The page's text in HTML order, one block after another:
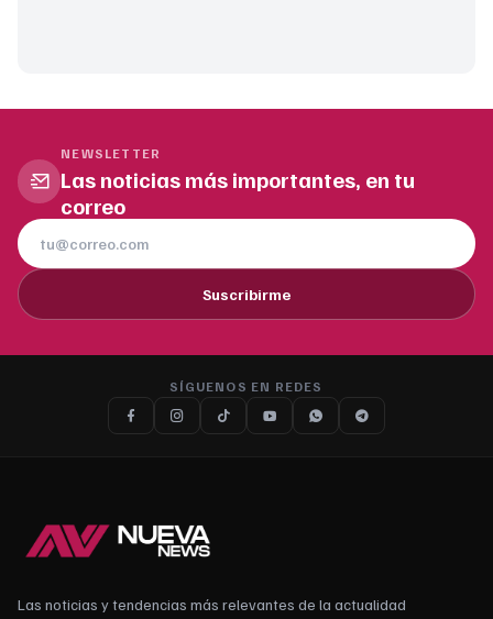
NEWSLETTER
Las noticias más importantes, en tu
correo
Suscribirme
SÍGUENOS EN REDES
Las noticias y tendencias más relevantes de la actualidad